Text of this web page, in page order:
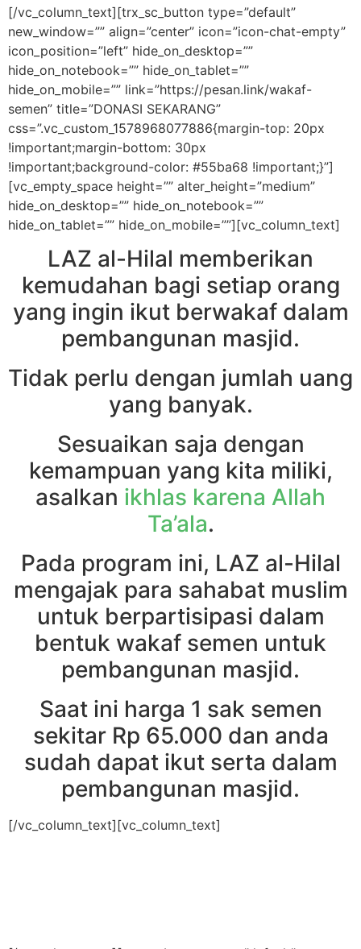
[/vc_column_text][trx_sc_button type=”default”
new_window=”” align=”center” icon=”icon-chat-empty”
icon_position=”left” hide_on_desktop=””
hide_on_notebook=”” hide_on_tablet=””
hide_on_mobile=”” link=”https://pesan.link/wakaf-
semen” title=”DONASI SEKARANG”
css=”.vc_custom_1578968077886{margin-top: 20px
!important;margin-bottom: 30px
!important;background-color: #55ba68 !important;}”]
[vc_empty_space height=”” alter_height=”medium”
hide_on_desktop=”” hide_on_notebook=””
hide_on_tablet=”” hide_on_mobile=””][vc_column_text]
LAZ al-Hilal memberikan
kemudahan bagi setiap orang
yang ingin ikut berwakaf dalam
pembangunan masjid.
Tidak perlu dengan jumlah uang
yang banyak.
Sesuaikan saja dengan
kemampuan yang kita miliki,
asalkan ikhlas karena Allah
Ta’ala.
Pada program ini, LAZ al-Hilal
mengajak para sahabat muslim
untuk berpartisipasi dalam
bentuk wakaf semen untuk
pembangunan masjid.
Saat ini harga 1 sak semen
sekitar Rp 65.000 dan anda
sudah dapat ikut serta dalam
pembangunan masjid.
[/vc_column_text][vc_column_text]